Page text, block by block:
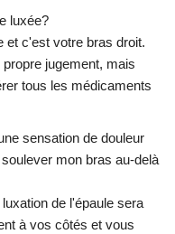
luxée?
et c'est votre bras droit.
jugement, mais
tous les médicaments
sensation de douleur
mon bras au-delà
de l'épaule sera
à vos côtés et vous